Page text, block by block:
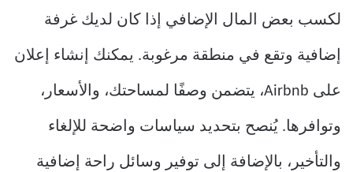
لكسب بعض المال الإضافي إذا كان لديك غرفة
إضافية وتقع في منطقة مرغوبة. يمكنك إنشاء إعلان
على Airbnb، يتضمن وصفًا لمساحتك، والأسعار،
وتوافرها. يُنصح بتحديد سياسات واضحة للإلغاء
والتأخير، بالإضافة إلى توفير وسائل راحة إضافية